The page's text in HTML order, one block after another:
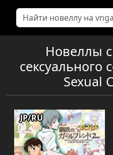
Новеллы
сексуального
Sexual
JP/RU